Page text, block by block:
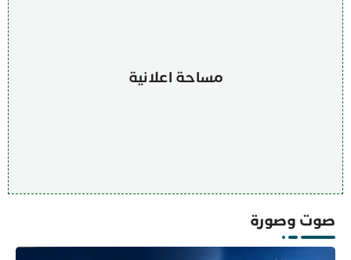
مساحة اعلانية
صوت وصورة